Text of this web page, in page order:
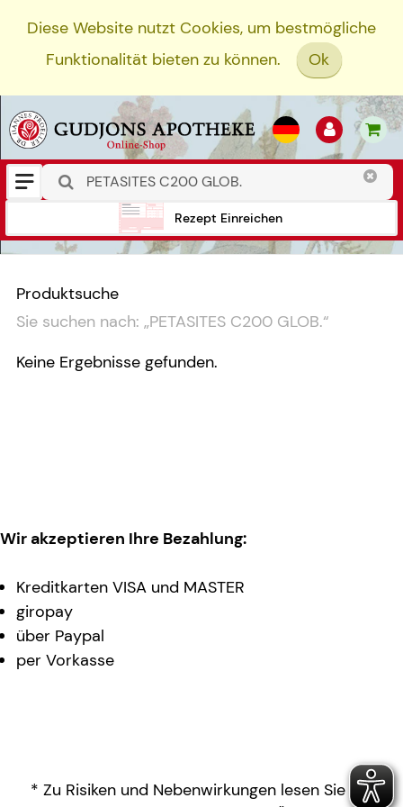
Diese Website nutzt Cookies, um bestmögliche
Funktionalität bieten zu können.
Ok
Rezept Einreichen
Produktsuche
Sie suchen nach: „PETASITES C200 GLOB.“
Keine Ergebnisse gefunden.
Wir akzeptieren Ihre Bezahlung:
Kreditkarten VISA und MASTER
giropay
über Paypal
per Vorkasse
* Zu Risiken und Nebenwirkungen lesen Sie die